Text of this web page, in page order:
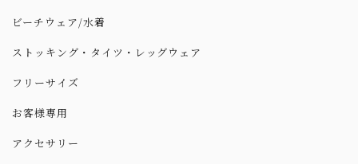
ビーチウェア/水着
ストッキング・タイツ・レッグウェア
フリーサイズ
お客様専用
アクセサリー